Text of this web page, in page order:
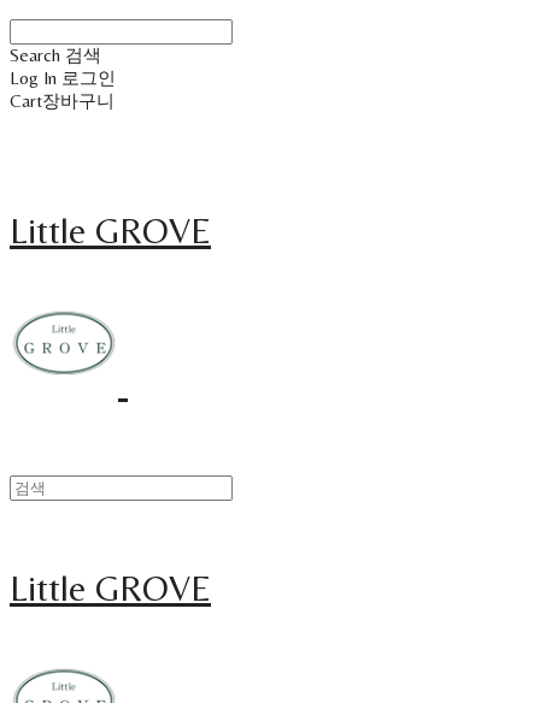
Search 검색
Log In 로그인
Cart장바구니
Little GROVE
Little GROVE